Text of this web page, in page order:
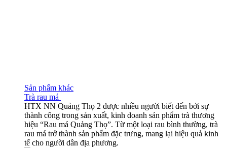
Sản phẩm khác
Trà rau má
HTX NN Quảng Thọ 2 được nhiều người biết đến bởi sự
thành công trong sản xuất, kinh doanh sản phẩm trà thương
hiệu “Rau má Quảng Thọ”. Từ một loại rau bình thường, trà
rau má trở thành sản phẩm đặc trưng, mang lại hiệu quả kinh
tế cho người dân địa phương.